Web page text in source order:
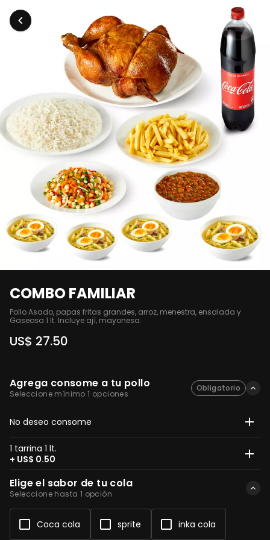
COMBO FAMILIAR
Pollo Asado, papas fritas grandes, arroz, menestra, ensalada y
Gaseosa 1 lt. Incluye ají, mayonesa.
US$ 27.50
Agrega consome a tu pollo
Seleccione mínimo 1 opciones
Obligatorio
No deseo consome
1 tarrina 1 lt.
+ US$ 0.50
Elige el sabor de tu cola
Seleccione hasta 1 opción
Coca cola sprite inka cola